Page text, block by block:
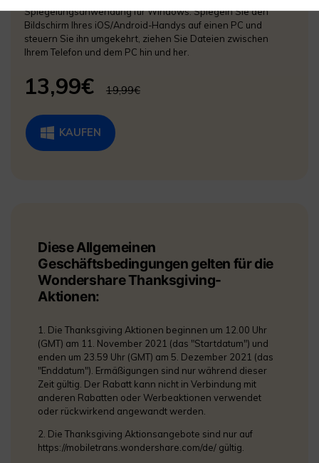
Spiegelungsanwendung für Windows. Spiegeln Sie den
Bildschirm Ihres iOS/Android-Handys auf einen PC und
steuern Sie ihn umgekehrt, ziehen Sie Dateien zwischen
Ihrem Telefon und dem PC hin und her.
13,99€ 19,99€
KAUFEN
Diese Allgemeinen
Geschäftsbedingungen gelten für die
Wondershare Thanksgiving-
Aktionen:
1. Die Thanksgiving Aktionen beginnen um 12.00 Uhr
(GMT) am 11. November 2021 (das "Startdatum") und
enden um 23.59 Uhr (GMT) am 5. Dezember 2021 (das
"Enddatum"). Ermäßigungen sind nur während dieser
Zeit gültig. Der Rabatt kann nicht in Verbindung mit
anderen Rabatten oder Werbeaktionen verwendet
oder rückwirkend angewandt werden.
2. Die Thanksgiving Aktionsangebote sind nur auf
https://mobiletrans.wondershare.com/de/ gültig.